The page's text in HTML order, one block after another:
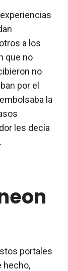
a los
que no
no
por el
la
les decía
portales
hecho,